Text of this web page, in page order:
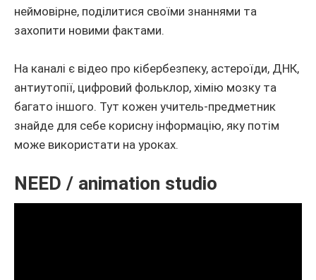
неймовірне, поділитися своїми знаннями та
захопити новими фактами.
На каналі є відео про кібербезпеку, астероїди, ДНК,
антиутопії, цифровий фольклор, хімію мозку та
багато іншого. Тут кожен учитель-предметник
знайде для себе корисну інформацію, яку потім
може використати на уроках.
NEED / animation studio